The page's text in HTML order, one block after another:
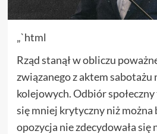
„`html
Rząd stanął w obliczu
związanego z aktem sabotażu
kolejowych. Odbiór
się mniej krytyczny niż można
opozycja nie zdecydowała się